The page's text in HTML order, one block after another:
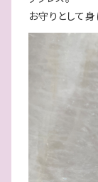
お守りとして